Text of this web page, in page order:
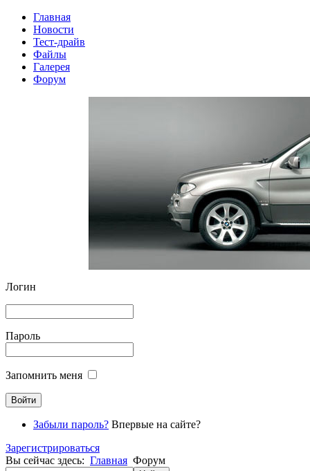
Главная
Новости
Тест-драйв
Файлы
Галерея
Форум
Логин
Пароль
Запомнить меня
Забыли пароль? Впервые на сайте?
Зарегистрироваться
Вы сейчас здесь: Главная Форум